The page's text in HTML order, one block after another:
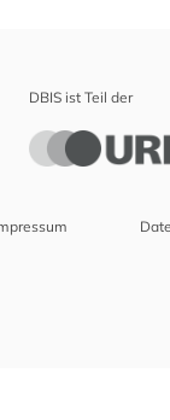
DBIS ist Teil der